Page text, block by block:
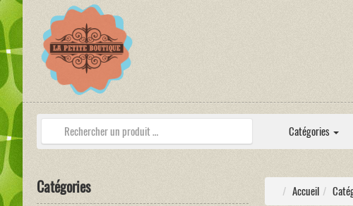
Catégories
Catégories Accueil